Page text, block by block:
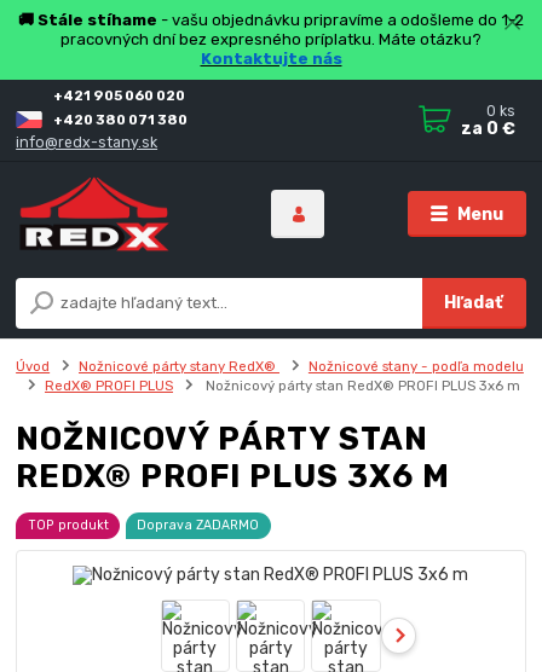
🚚 Stále stíhame - vašu objednávku pripravíme a odošleme do 1-2
pracovných dní bez expresného príplatku. Máte otázku?
Kontaktujte nás
Menu
Hľadať
+421 905 060 020
+420 380 071 380
info@redx-stany.sk
0 ks
za 0 €
Úvod Nožnicové párty stany RedX®
Nožnicové stany - podľa modelu
RedX® PROFI PLUS
Nožnicový párty stan RedX® PROFI PLUS 3x6 m
NOŽNICOVÝ PÁRTY STAN
REDX® PROFI PLUS 3X6 M
TOP produkt Doprava ZADARMO